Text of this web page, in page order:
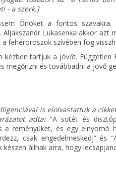
- a szerk.]
Önöket a fontos
Aljakszandr Lukasenka akkor
fehéroroszok szívében fog
kézben tartjuk a jövőt.
megőrizni és továbbadni a jövő
is elolvastattuk a
adta: "A sötét és
a reményüket, és egy elnyomó
csak engedelmeskedj” és
állnak arra, hogy